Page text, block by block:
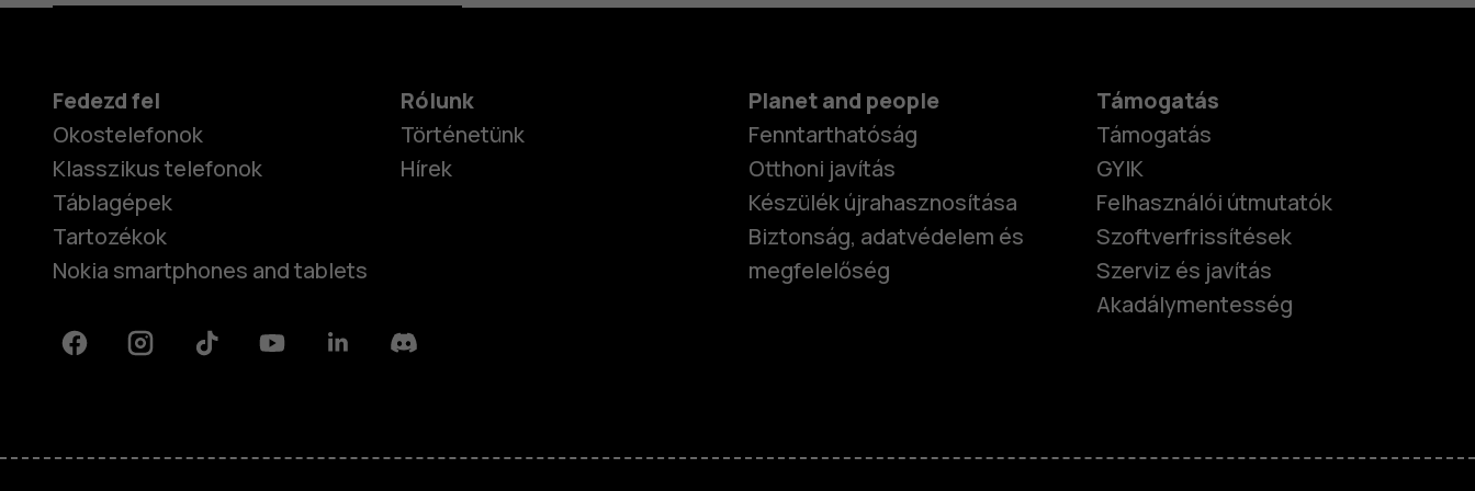
Okostelefonok
Fedezd fel
Okostelefonok
Klasszikus telefonok
Táblagépek
Tartozékok
Nokia smartphones and tablets
Rólunk
Történetünk
Hírek
Planet and people
Fenntarthatóság
Otthoni javítás
Készülék újrahasznosítása
Biztonság, adatvédelem és
megfelelőség
Támogatás
Támogatás
GYIK
Felhasználói útmutatók
Szoftverfrissítések
Szerviz és javítás
Akadálymentesség
FacebookInstagramTiktok YoutubeLinkedinDiscord